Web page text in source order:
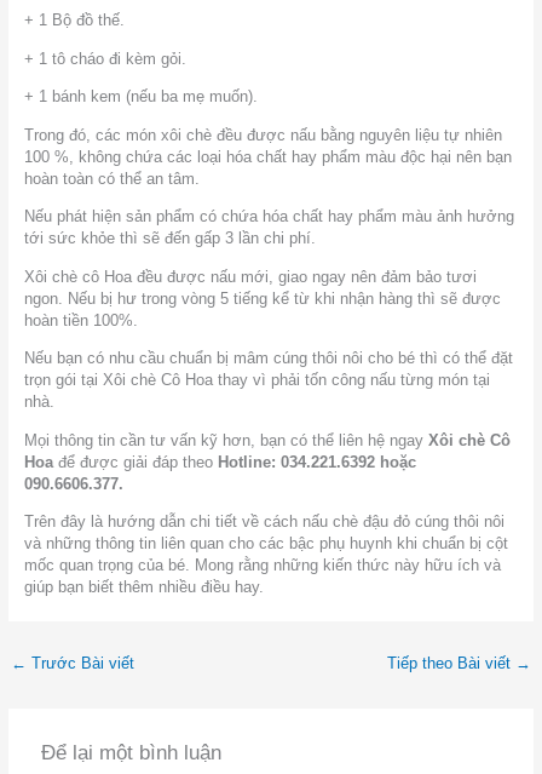
+ 1 Bộ đồ thế.
+ 1 tô cháo đi kèm gỏi.
+ 1 bánh kem (nếu ba mẹ muốn).
Trong đó, các món xôi chè đều được nấu bằng nguyên liệu tự nhiên
100 %, không chứa các loại hóa chất hay phẩm màu độc hại nên bạn
hoàn toàn có thể an tâm.
Nếu phát hiện sản phẩm có chứa hóa chất hay phẩm màu ảnh hưởng
tới sức khỏe thì sẽ đến gấp 3 lần chi phí.
Xôi chè cô Hoa đều được nấu mới, giao ngay nên đảm bảo tươi
ngon. Nếu bị hư trong vòng 5 tiếng kể từ khi nhận hàng thì sẽ được
hoàn tiền 100%.
Nếu bạn có nhu cầu chuẩn bị mâm cúng thôi nôi cho bé thì có thể đặt
trọn gói tại Xôi chè Cô Hoa thay vì phải tốn công nấu từng món tại
nhà.
Mọi thông tin cần tư vấn kỹ hơn, bạn có thể liên hệ ngay Xôi chè Cô
Hoađể được giải đáp theo Hotline: 034.221.6392 hoặc
090.6606.377.
Trên đây là hướng dẫn chi tiết về cách nấu chè đậu đỏ cúng thôi nôi
và những thông tin liên quan cho các bậc phụ huynh khi chuẩn bị cột
mốc quan trọng của bé. Mong rằng những kiến thức này hữu ích và
giúp bạn biết thêm nhiều điều hay.
← Trước Bài viết Tiếp theo Bài viết →
Để lại một bình luận